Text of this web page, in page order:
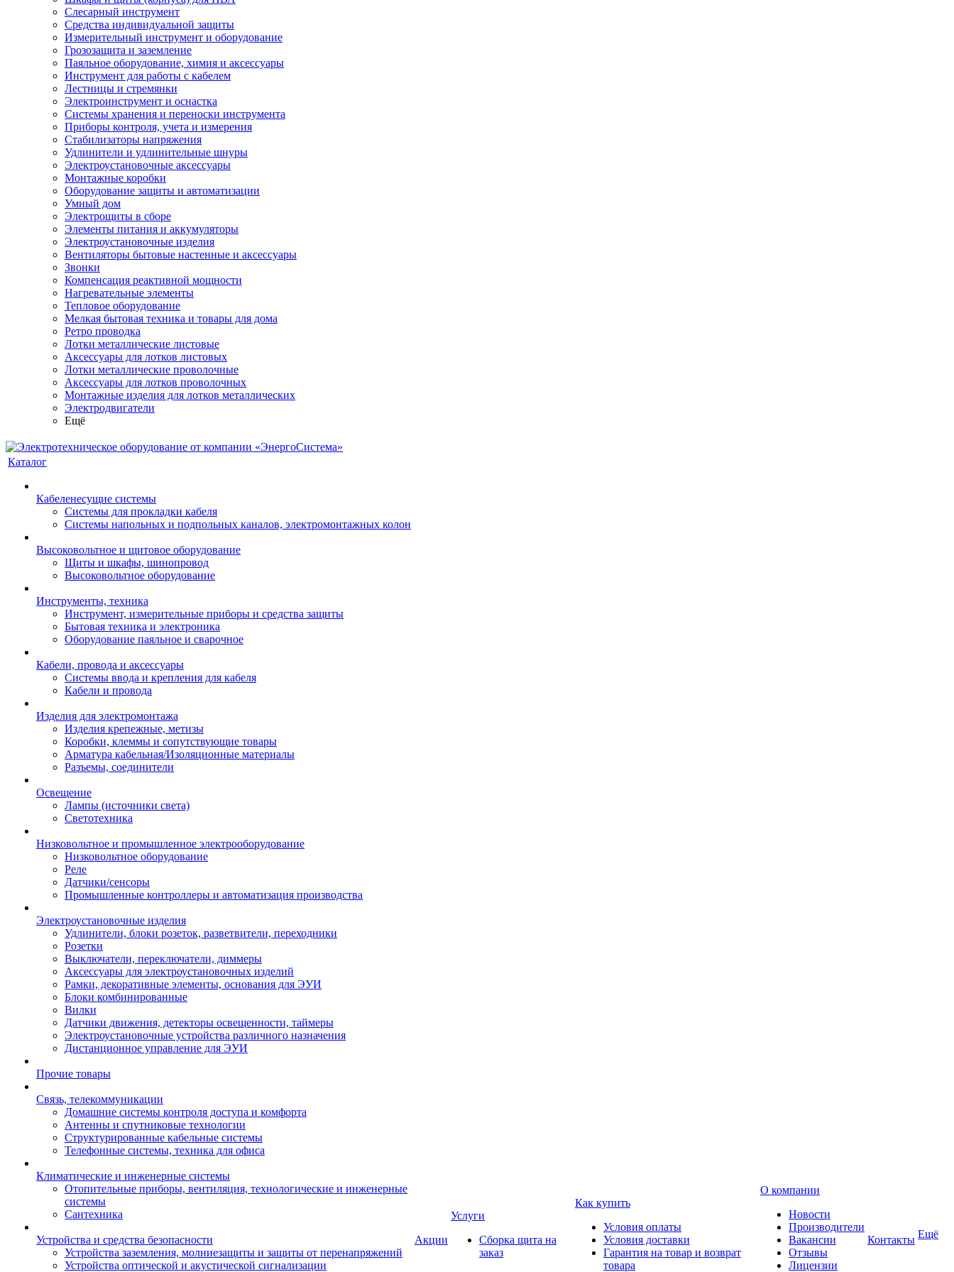
Слесарный инструмент
Средства индивидуальной защиты
Измерительный инструмент и оборудование
Грозозащита и заземление
Паяльное оборудование, химия и аксессуары
Инструмент для работы с кабелем
Лестницы и стремянки
Электроинструмент и оснастка
Системы хранения и переноски инструмента
Приборы контроля, учета и измерения
Стабилизаторы напряжения
Удлинители и удлинительные шнуры
Электроустановочные аксессуары
Монтажные коробки
Оборудование защиты и автоматизации
Умный дом
Электрощиты в сборе
Элементы питания и аккумуляторы
Электроустановочные изделия
Вентиляторы бытовые настенные и аксессуары
Звонки
Компенсация реактивной мощности
Нагревательные элементы
Тепловое оборудование
Мелкая бытовая техника и товары для дома
Ретро проводка
Лотки металлические листовые
Аксессуары для лотков листовых
Лотки металлические проволочные
Аксессуары для лотков проволочных
Монтажные изделия для лотков металлических
Электродвигатели
Ещё
Каталог
Кабеленесущие системы
Системы для прокладки кабеля
Системы напольных и подпольных каналов, электромонтажных колон
Высоковольтное и щитовое оборудование
Щиты и шкафы, шинопровод
Высоковольтное оборудование
Инструменты, техника
Инструмент, измерительные приборы и средства защиты
Бытовая техника и электроника
Оборудование паяльное и сварочное
Кабели, провода и аксессуары
Системы ввода и крепления для кабеля
Кабели и провода
Изделия для электромонтажа
Изделия крепежные, метизы
Коробки, клеммы и сопутствующие товары
Арматура кабельная/Изоляционные материалы
Разъемы, соединители
Освещение
Лампы (источники света)
Светотехника
Низковольтное и промышленное электрооборудование
Низковольтное оборудование
Реле
Датчики/сенсоры
Промышленные контроллеры и автоматизация производства
Электроустановочные изделия
Удлинители, блоки розеток, разветвители, переходники
Розетки
Выключатели, переключатели, диммеры
Аксессуары для электроустановочных изделий
Рамки, декоративные элементы, основания для ЭУИ
Блоки комбинированные
Вилки
Датчики движения, детекторы освещенности, таймеры
Электроустановочные устройства различного назначения
Дистанционное управление для ЭУИ
Прочие товары
Связь, телекоммуникации
Домашние системы контроля доступа и комфорта
Антенны и спутниковые технологии
Структурированные кабельные системы
Телефонные системы, техника для офиса
Климатические и инженерные системы
Отопительные приборы, вентиляция, технологические и инженерные
системы
Сантехника
Устройства и средства безопасности
Устройства заземления, молниезащиты и защиты от перенапряжений
Устройства оптической и акустической сигнализации
Акции
Услуги
Сборка щита на
заказ
Как купить
Условия оплаты
Условия доставки
Гарантия на товар и возврат
товара
О компании
Новости
Производители
Вакансии
Отзывы
Лицензии
Контакты Ещё